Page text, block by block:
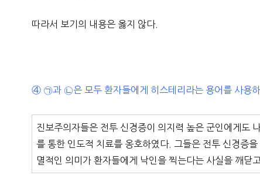
따라서 보기의 내용은 옳지 않다.
④ ㉠과 ㉡은 모두 환자들에게 히스테리라는 용어를 사용
진보주의자들은 전투 신경증이 의지력 높은 군인에게도
를 통한 인도적 치료를 옹호하였다. 그들은 전투 신경증
멸적인 의미가 환자들에게 낙인을 찍는다는 사실을 깨닫